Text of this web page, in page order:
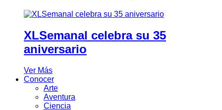
XLSemanal celebra su 35
aniversario
Ver Más
Conocer
Arte
Aventura
Ciencia